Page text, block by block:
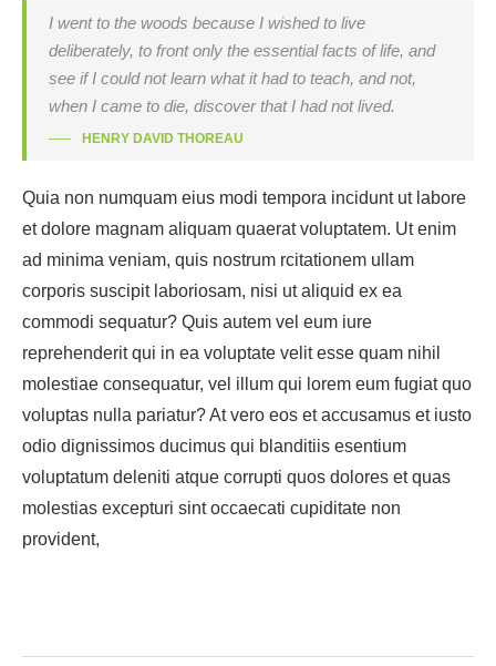
I went to the woods because I wished to live
deliberately, to front only the essential facts of life, and
see if I could not learn what it had to teach, and not,
when I came to die, discover that I had not lived.
HENRY DAVID THOREAU
Quia non numquam eius modi tempora incidunt ut labore
et dolore magnam aliquam quaerat voluptatem. Ut enim
ad minima veniam, quis nostrum rcitationem ullam
corporis suscipit laboriosam, nisi ut aliquid ex ea
commodi sequatur? Quis autem vel eum iure
reprehenderit qui in ea voluptate velit esse quam nihil
molestiae consequatur, vel illum qui lorem eum fugiat quo
voluptas nulla pariatur? At vero eos et accusamus et iusto
odio dignissimos ducimus qui blanditiis esentium
voluptatum deleniti atque corrupti quos dolores et quas
molestias excepturi sint occaecati cupiditate non
provident,